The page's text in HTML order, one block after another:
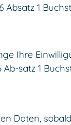
Absatz 1
Ihre
satz 1
Daten,